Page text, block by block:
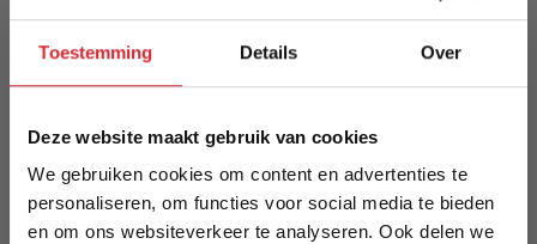
Toestemming Details Over
Deze website maakt gebruik van cookies
We gebruiken cookies om content en advertenties te
personaliseren, om functies voor social media te bieden
en om ons websiteverkeer te analyseren. Ook delen we
spinpoot; weerbestendig, kras- en vlekbestendig,
onderhoudsarm. Unieke adervariatie;
Geschikt voor binnen en buiten.
Meer informatie